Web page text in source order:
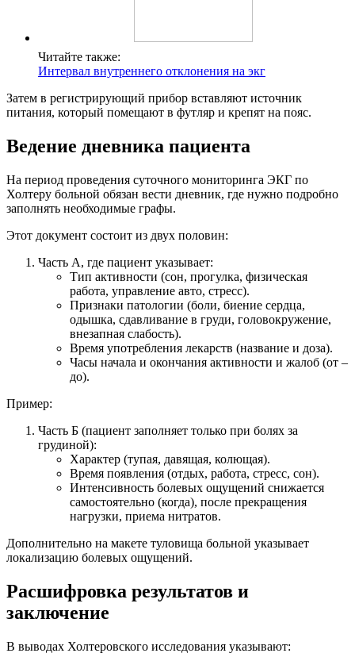
Читайте также:
Интервал внутреннего отклонения на экг
Затем в регистрирующий прибор вставляют источник
питания, который помещают в футляр и крепят на пояс.
Ведение дневника пациента
На период проведения суточного мониторинга ЭКГ по
Холтеру больной обязан вести дневник, где нужно подробно
заполнять необходимые графы.
Этот документ состоит из двух половин:
Часть А, где пациент указывает:
Тип активности (сон, прогулка, физическая
работа, управление авто, стресс).
Признаки патологии (боли, биение сердца,
одышка, сдавливание в груди, головокружение,
внезапная слабость).
Время употребления лекарств (название и доза).
Часы начала и окончания активности и жалоб (от –
до).
Пример:
Часть Б (пациент заполняет только при болях за
грудиной):
Характер (тупая, давящая, колющая).
Время появления (отдых, работа, стресс, сон).
Интенсивность болевых ощущений снижается
самостоятельно (когда), после прекращения
нагрузки, приема нитратов.
Дополнительно на макете туловища больной указывает
локализацию болевых ощущений.
Расшифровка результатов и
заключение
В выводах Холтеровского исследования указывают: